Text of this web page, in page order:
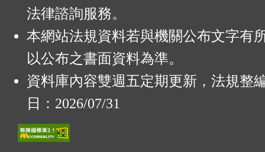
法律諮詢服務。
本網站法規資料若與機關公布文字有
以公布之書面資料為準。
資料庫內容雙週五定期更新，法規整
日：2026/07/31